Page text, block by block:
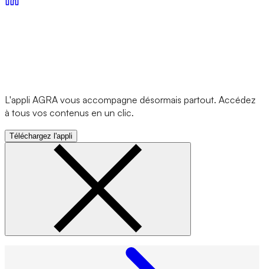
L'appli AGRA vous accompagne désormais partout. Accédez
à tous vos contenus en un clic.
Téléchargez l'appli